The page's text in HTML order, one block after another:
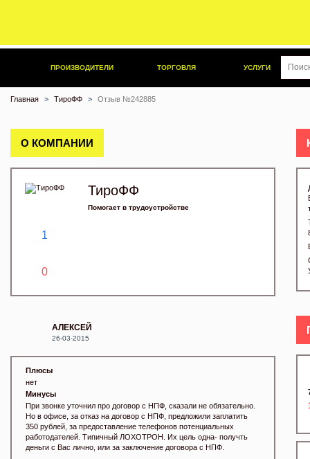
ПРОИЗВОДИТЕЛИ ТОРГОВЛЯ УСЛУГИ
Главная ТироФФ Отзыв №242885
О КОМПАНИИ
1
0
ТироФФ
Помогает в трудоустройстве
АЛЕКСЕЙ
26-03-2015
Плюсы
нет
Минусы
При звонке уточнил про договор с НПФ, сказали не обязательно.
Но в офисе, за отказ на договор с НПФ, предложили заплатить
350 рублей, за предоставление телефонов потенциальных
работодателей. Типичный ЛОХОТРОН. Их цель одна- получть
деньги с Вас лично, или за заключение договора с НПФ.